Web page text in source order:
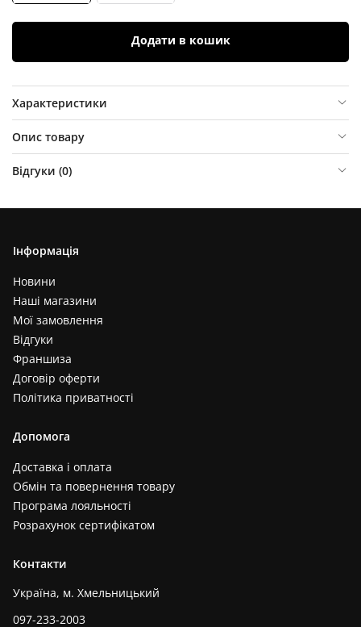
Додати в кошик
Характеристики
Опис товару
Відгуки (0)
Інформація
Новини
Наші магазини
Мої замовлення
Відгуки
Франшиза
Договір оферти
Політика приватності
Допомога
Доставка і оплата
Обмін та повернення товару
Програма лояльності
Розрахунок сертифікатом
Контакти
Україна, м. Хмельницький
097-233-2003